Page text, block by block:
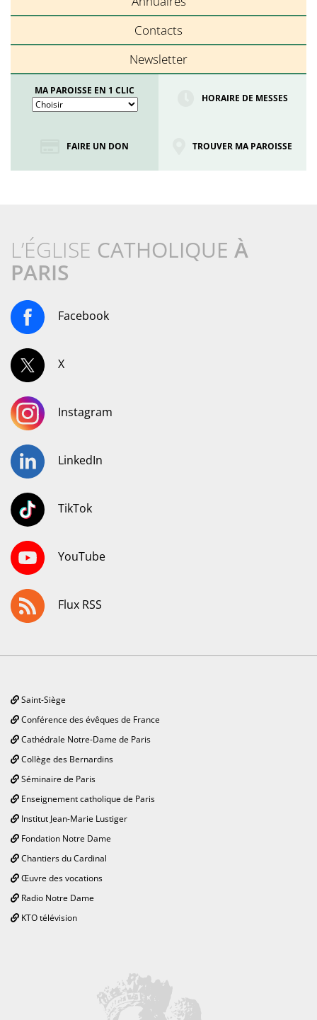
Contacts
Newsletter
MA PAROISSE EN 1 CLIC
HORAIRE DE MESSES
FAIRE UN DON TROUVER MA PAROISSE
L’ÉGLISE CATHOLIQUE À
PARIS
Facebook
X
Instagram
LinkedIn
TikTok
YouTube
Flux RSS
Saint-Siège
Conférence des évêques de France
Cathédrale Notre-Dame de Paris
Collège des Bernardins
Séminaire de Paris
Enseignement catholique de Paris
Institut Jean-Marie Lustiger
Fondation Notre Dame
Chantiers du Cardinal
Œuvre des vocations
Radio Notre Dame
KTO télévision